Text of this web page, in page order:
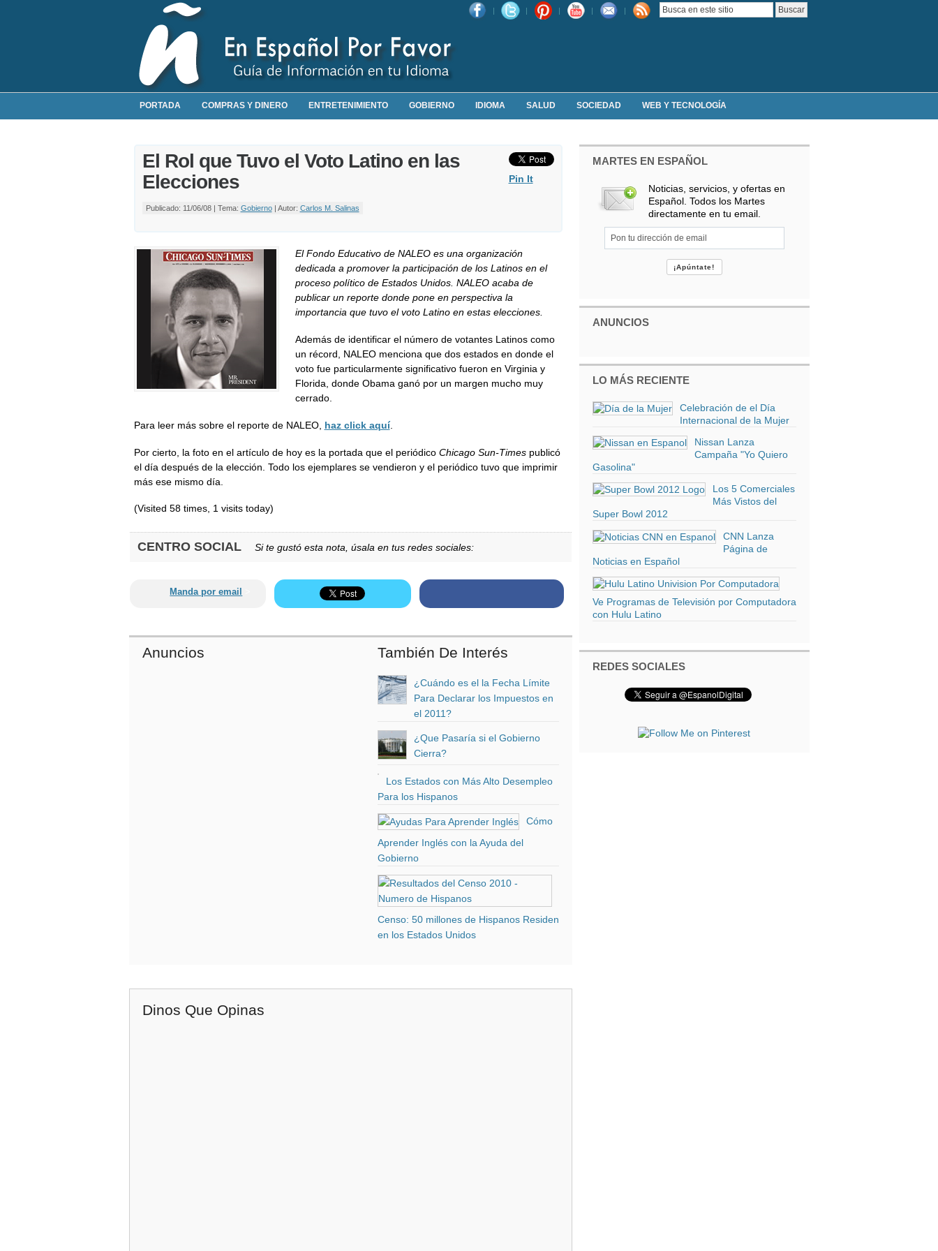
PORTADA COMPRAS Y DINERO ENTRETENIMIENTO GOBIERNO IDIOMA SALUD SOCIEDAD WEB Y TECNOLOGÍA
Pin It
El Rol que Tuvo el Voto Latino en las
Elecciones
Publicado: 11/06/08 | Tema: Gobierno| Autor: Carlos M. Salinas
El Fondo Educativo de NALEO es una organización
dedicada a promover la participación de los Latinos en el
proceso político de Estados Unidos. NALEO acaba de
publicar un reporte donde pone en perspectiva la
importancia que tuvo el voto Latino en estas elecciones.
Además de identificar el número de votantes Latinos como
un récord, NALEO menciona que dos estados en donde el
voto fue particularmente significativo fueron en Virginia y
Florida, donde Obama ganó por un margen mucho muy
cerrado.
Para leer más sobre el reporte de NALEO, haz click aquí.
Por cierto, la foto en el artículo de hoy es la portada que el periódico Chicago Sun-Timespublicó
el día después de la elección. Todo los ejemplares se vendieron y el periódico tuvo que imprimir
más ese mismo día.
(Visited 58 times, 1 visits today)
CENTRO SOCIAL Si te gustó esta nota, úsala en tus redes sociales:
Manda por email
También De Interés
¿Cuándo es el la Fecha Límite
Para Declarar los Impuestos en
el 2011?
¿Que Pasaría si el Gobierno
Cierra?
Los Estados con Más Alto Desempleo
Para los Hispanos
Cómo
Aprender Inglés con la Ayuda del
Gobierno
Censo: 50 millones de Hispanos Residen
en los Estados Unidos
Anuncios
Dinos Que Opinas
MARTES EN ESPAÑOL
Noticias, servicios, y ofertas en
Español. Todos los Martes
directamente en tu email.
ANUNCIOS
LO MÁS RECIENTE
Celebración de el Día
Internacional de la Mujer
Nissan Lanza
Campaña "Yo Quiero
Gasolina"
Los 5 Comerciales
Más Vistos del
Super Bowl 2012
CNN Lanza
Página de
Noticias en Español
Ve Programas de Televisión por Computadora
con Hulu Latino
REDES SOCIALES